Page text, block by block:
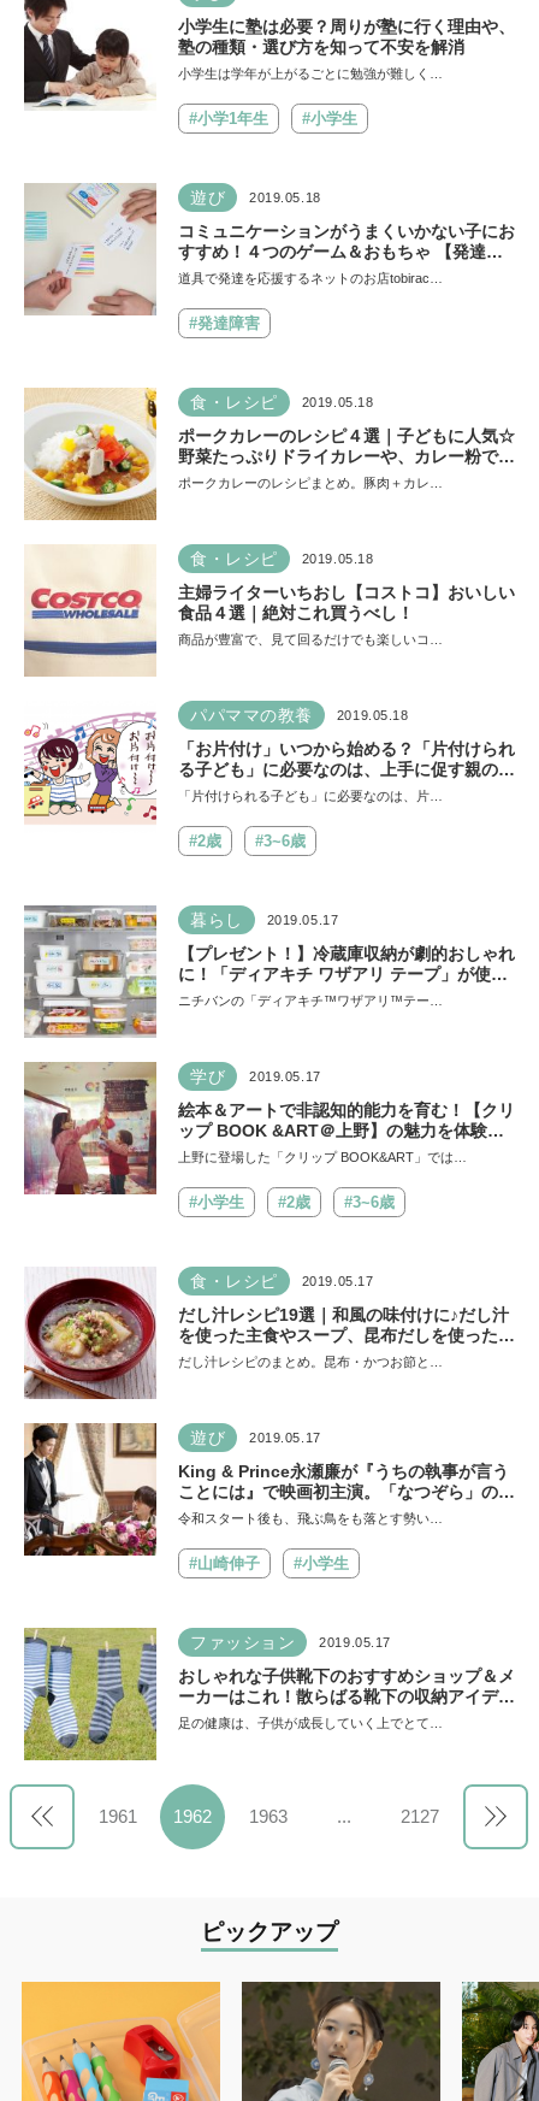
小学生に塾は必要？周りが塾に行く理由や、
塾の種類・選び方を知って不安を解消
小学生は学年が上がるごとに勉強が難しく…
#小学1年生 #小学生
遊び 2019.05.18
コミュニケーションがうまくいかない子にお
すすめ！４つのゲーム＆おもちゃ 【発達障
害の子を道具で応援！vol.7】
道具で発達を応援するネットのお店tobirac…
#発達障害
食・レシピ 2019.05.18
ポークカレーのレシピ４選｜子どもに人気☆
野菜たっぷりドライカレーや、カレー粉で作
るプロのレシピなど！
ポークカレーのレシピまとめ。豚肉＋カレ…
食・レシピ 2019.05.18
主婦ライターいちおし【コストコ】おいしい
食品４選｜絶対これ買うべし！
商品が豊富で、見て回るだけでも楽しいコ…
パパママの教養 2019.05.18
「お片付け」いつから始める？「片付けられ
る子ども」に必要なのは、上手に促す親のテ
クニック
「片付けられる子ども」に必要なのは、片…
#2歳 #3~6歳
暮らし 2019.05.17
【プレゼント！】冷蔵庫収納が劇的おしゃれ
に！「ディアキチ ワザアリ テープ」が使え
る！
ニチバンの「ディアキチ™️ワザアリ™️テー…
学び 2019.05.17
絵本＆アートで非認知的能力を育む！【クリ
ップ BOOK &ART＠上野】の魅力を体験し
てみた！
上野に登場した「クリップ BOOK&ART」では…
#小学生 #2歳 #3~6歳
食・レシピ 2019.05.17
だし汁レシピ19選｜和風の味付けに♪だし汁
を使った主食やスープ、昆布だしを使った鍋
メニューなどのレシピ集
だし汁レシピのまとめ。昆布・かつお節と…
遊び 2019.05.17
King & Prince永瀬廉が『うちの執事が言う
ことには』で映画初主演。「なつぞら」の清
原翔とタッグ【親子で観たい映画】
令和スタート後も、飛ぶ鳥をも落とす勢い…
#山崎伸子 #小学生
ファッション 2019.05.17
おしゃれな子供靴下のおすすめショップ＆メ
ーカーはこれ！散らばる靴下の収納アイデア
も
足の健康は、子供が成長していく上でとて…
1961 1962 1963 ... 2127
ピックアップ